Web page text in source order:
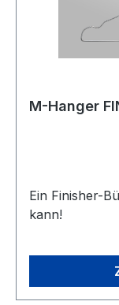
M-Hanger
Ein Finisher-
kann!